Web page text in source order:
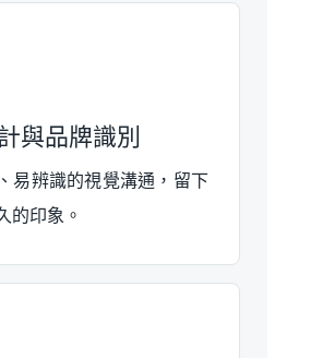
與品牌識別
易辨識的視覺溝通，留下
的印象。